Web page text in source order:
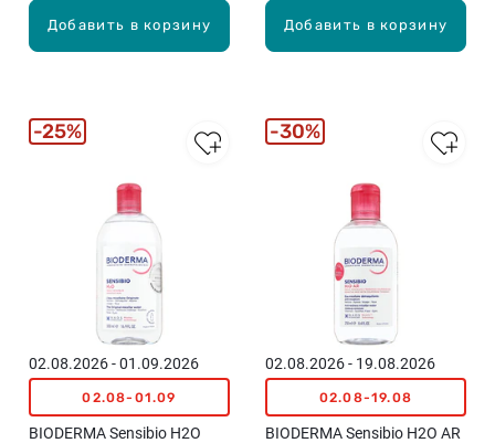
Добавить в корзину Добавить в корзину
02.08.2026 - 01.09.2026
02.08-01.09
BIODERMA Sensibio H2O
25%
02.08.2026 - 19.08.2026
02.08-19.08
BIODERMA Sensibio H2O AR
30%